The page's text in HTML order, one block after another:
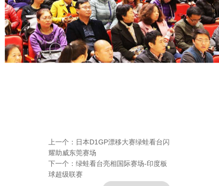
上一个： 日本D1GP漂移大赛绿蛙看台闪
耀助威东莞赛场
下一个： 绿蛙看台亮相国际赛场-印度板
球超级联赛